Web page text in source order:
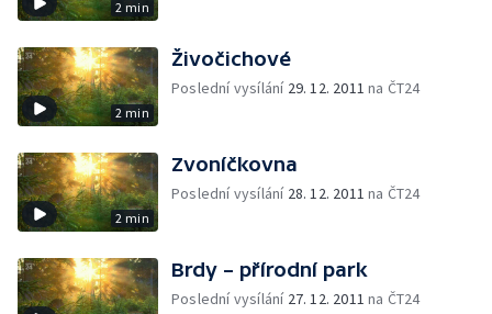
2 min
2 min
Živočichové
Poslední vysílání 29. 12. 2011 na ČT24
2 min
Zvoníčkovna
Poslední vysílání 28. 12. 2011 na ČT24
Brdy – přírodní park
Poslední vysílání 27. 12. 2011 na ČT24